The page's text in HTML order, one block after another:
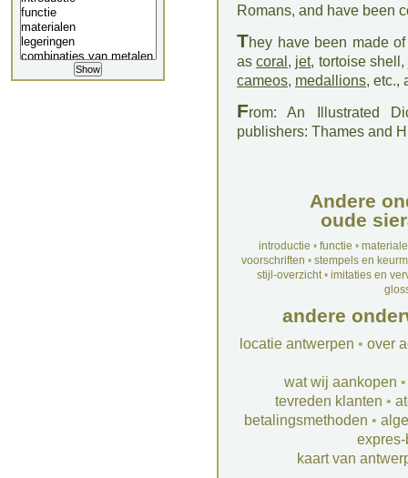
Romans, and have been
They have been made
ascoral , jet, tortoise shell,
cameos, medallions, etc.,
From: An Illustrated
publishers: Thames and
Andere
oude
introductie • functie •
voorschriften • stempels en
stijl-overzicht• imitaties en
andere
locatie antwerpen • over
wat wij aankopen
tevreden klanten •
betalingsmethoden •
kaart van